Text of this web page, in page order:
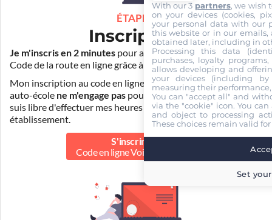
ÉTAPE 1
Inscription
Je m'inscris en 2 minutes pour accéder à ma formation au
Code de la route en ligne grâce à
Pass Rousseau Voiture.
Mon inscription au code en ligne voiture auprès de mon
auto-école ne m'engage pas pour la suite de ma formation. Je
suis libre d'effectuer mes heures de conduite dans un autre
établissement.
S'inscrire au
Code en ligne Voiture
With our 3 partners, we wish
on your devices (cookies,
your personal data with our
this website or in our emails,
obtained later, including in
Processing this data
purchases, loyalty
allows developing and
your devices (including
measuring their
You can "accept all" and
via the "cookie" icon. You
and object to processing
These choices remain valid
Set